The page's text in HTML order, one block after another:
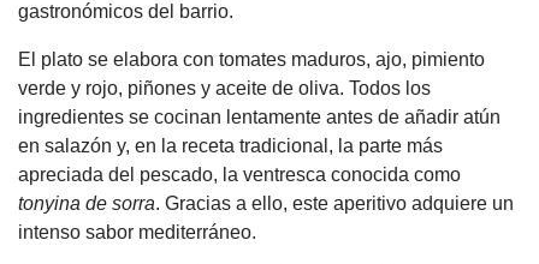
gastronómicos del barrio.
El plato se elabora con tomates maduros, ajo, pimiento
verde y rojo, piñones y aceite de oliva. Todos los
ingredientes se cocinan lentamente antes de añadir atún
en salazón y, en la receta tradicional, la parte más
apreciada del pescado, la ventresca conocida como
tonyina de sorra. Gracias a ello, este aperitivo adquiere un
intenso sabor mediterráneo.